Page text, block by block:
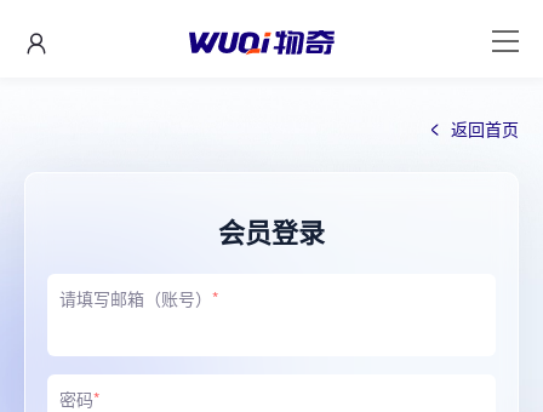
返回首页
会员登录
请填写邮箱（账号） *
密码*